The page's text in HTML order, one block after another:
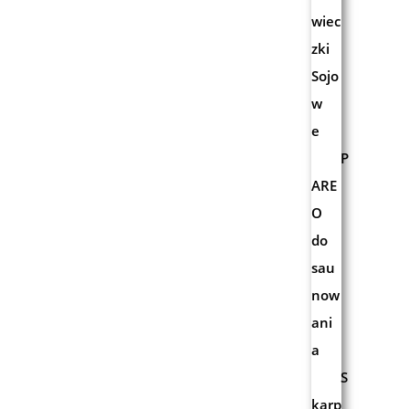
wiec
zki
Sojo
w
e
P
ARE
O
do
sau
now
ani
a
S
karp